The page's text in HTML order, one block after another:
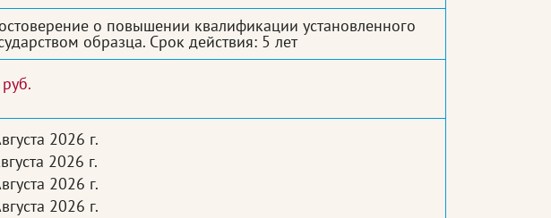
о повышении квалификации установленного
образца. Срок действия: 5 лет
руб.
2026 г.
2026 г.
2026 г.
2026 г.